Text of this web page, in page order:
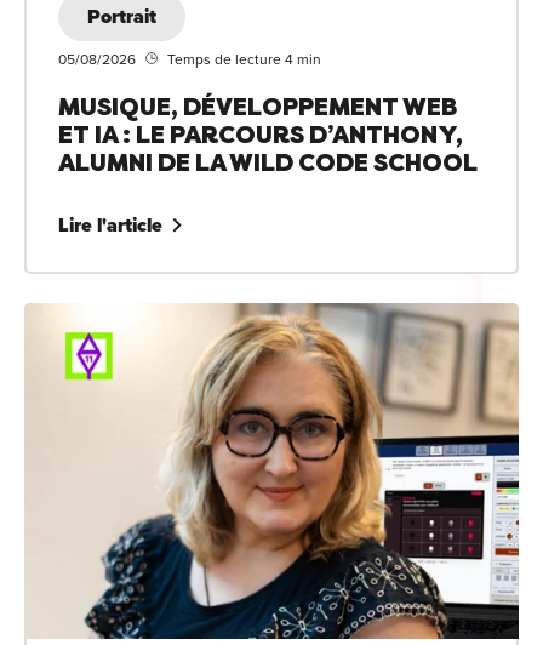
Portrait
05/08/2026 Temps de lecture 4 min
MUSIQUE, DÉVELOPPEMENT WEB
ET IA : LE PARCOURS D’ANTHONY,
ALUMNI DE LA WILD CODE SCHOOL
Lire l'article